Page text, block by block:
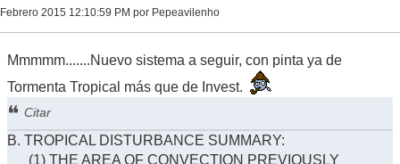
Febrero 2015 12:10:59 PM por Pepeavilenho
Mmmmm.......Nuevo sistema a seguir, con pinta ya de
Tormenta Tropical más que de Invest.
Citar
B. TROPICAL DISTURBANCE SUMMARY:
(1) THE AREA OF CONVECTION PREVIOUSLY